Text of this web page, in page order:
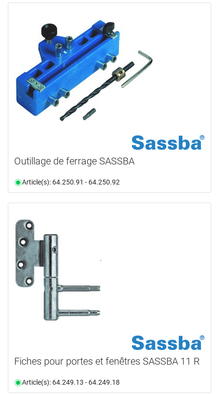
Outillage de ferrage SASSBA
Article(s): 64.250.91 - 64.250.92
Fiches pour portes et fenêtres SASSBA 11 R
Article(s): 64.249.13 - 64.249.18